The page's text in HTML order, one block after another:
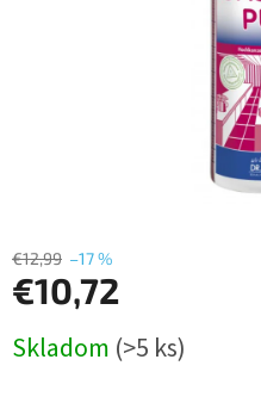
€12,99 –17 %
€10,72
cena:
Skladom (>5 ks)